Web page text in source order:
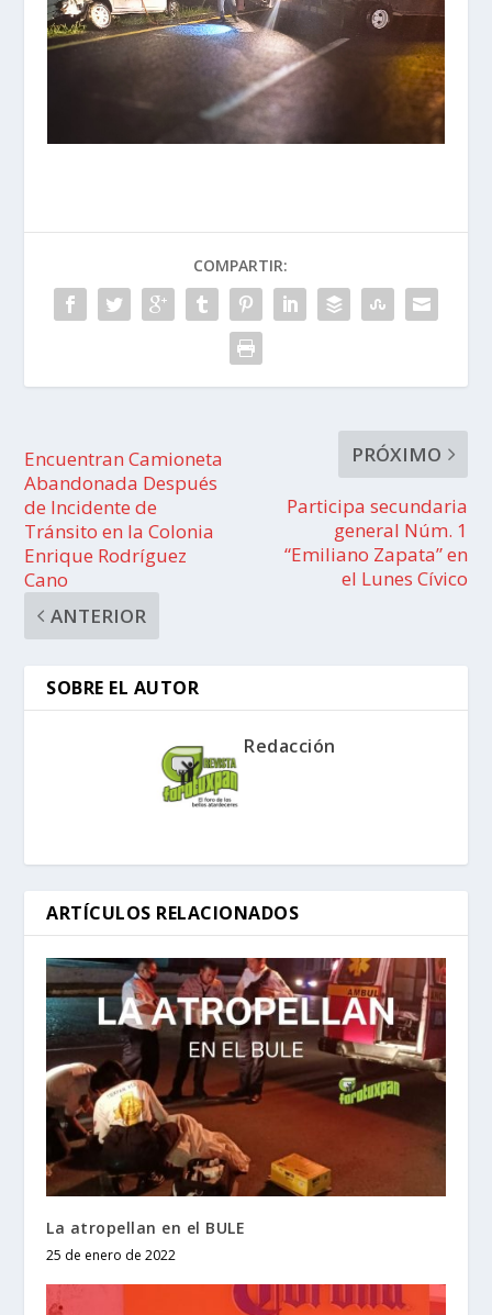
COMPARTIR:
Encuentran Camioneta
Abandonada Después
de Incidente de
Tránsito en la Colonia
Enrique Rodríguez
Cano
ANTERIOR
PRÓXIMO
Participa secundaria
general Núm. 1
“Emiliano Zapata” en
el Lunes Cívico
SOBRE EL AUTOR
Redacción
ARTÍCULOS RELACIONADOS
La atropellan en el BULE
25 de enero de 2022